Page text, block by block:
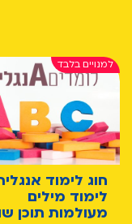
חוג לימוד
לימוד מילים
מעולמות תוכן